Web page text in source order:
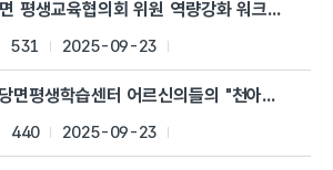
평생교육협의회 위원 역량강화 워크숍"개최
531 2025-09-23
면평생학습센터 어르신의들의 "천아트"작품
440 2025-09-23